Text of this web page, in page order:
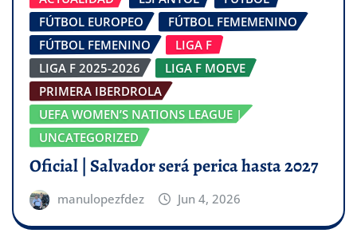
FÚTBOL EUROPEO
FÚTBOL FEMEMENINO
FÚTBOL FEMENINO
LIGA F
LIGA F 2025-2026
LIGA F MOEVE
PRIMERA IBERDROLA
UEFA WOMEN’S NATIONS LEAGUE |
UNCATEGORIZED
Oficial | Salvador será perica hasta 2027
manulopezfdez Jun 4, 2026